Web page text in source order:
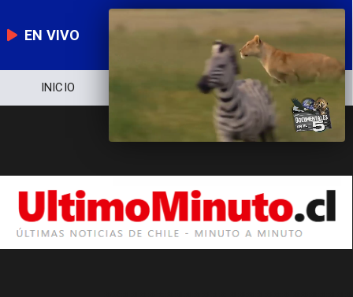
EN VIVO
INICIO NOTICIERO POLÍTICA